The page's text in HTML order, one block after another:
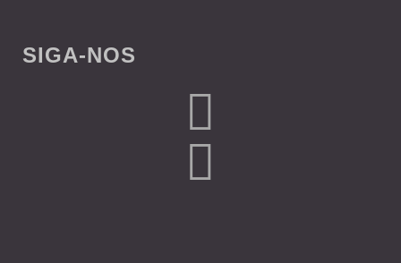
SIGA-NOS